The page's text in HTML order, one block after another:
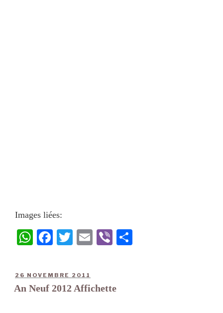
Images liées:
W
ts
A
Fa
bo
ok
T
tte
r
E
Vi
26 NOVEMBRE 2011
An Neuf 2012 Affichette